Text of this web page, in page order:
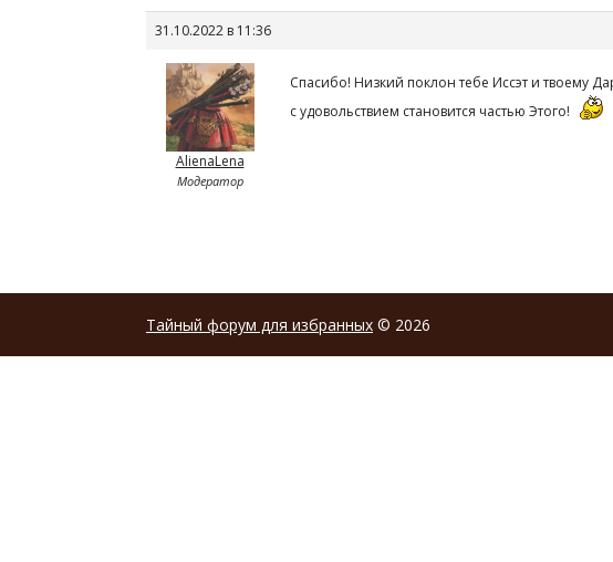
31.10.2022 в 11:36
AlienaLena
Модератор
Спасибо! Низкий поклон тебе Иссэт и твоему
с удовольствием становится частью Этого!
Тайный форум для избранных © 2026